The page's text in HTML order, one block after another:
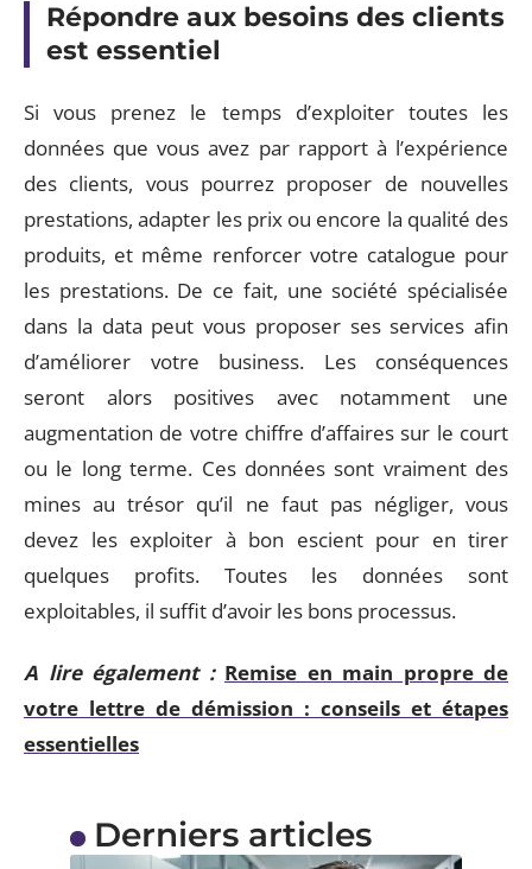
Répondre aux besoins des clients
est essentiel
Si vous prenez le temps d’exploiter toutes les
données que vous avez par rapport à l’expérience
des clients, vous pourrez proposer de nouvelles
prestations, adapter les prix ou encore la qualité des
produits, et même renforcer votre catalogue pour
les prestations. De ce fait, une société spécialisée
dans la data peut vous proposer ses services afin
d’améliorer votre business. Les conséquences
seront alors positives avec notamment une
augmentation de votre chiffre d’affaires sur le court
ou le long terme. Ces données sont vraiment des
mines au trésor qu’il ne faut pas négliger, vous
devez les exploiter à bon escient pour en tirer
quelques profits. Toutes les données sont
exploitables, il suffit d’avoir les bons processus.
A lire également : Remise en main propre de
votre lettre de démission : conseils et étapes
essentielles
Derniers articles